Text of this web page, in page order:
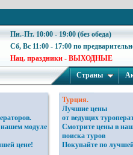
Пн.-Пт. 10:00 - 19:00 (без обеда)
Сб, Вс 11:00 - 17:00 по
Нац. праздники - ВЫХОДНЫЕ
Страны
модуле
цене!
Турция.
Лучшие цены
от ведущих
Смотрите цены в
поиска туров
Покупайте по